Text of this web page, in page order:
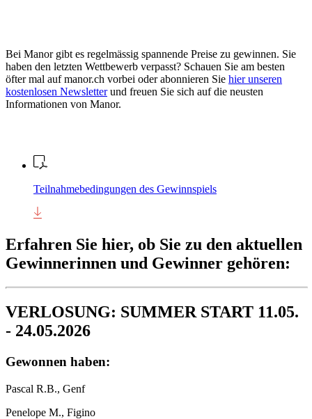
Bei Manor gibt es regelmässig spannende Preise zu gewinnen. Sie
haben den letzten Wettbewerb verpasst? Schauen Sie am besten
öfter mal auf manor.ch vorbei oder abonnieren Sie hier unseren
kostenlosen Newsletterund freuen Sie sich auf die neusten
Informationen von Manor.
Teilnahmebedingungen des Gewinnspiels
Erfahren Sie hier, ob Sie zu den aktuellen
Gewinnerinnen und Gewinner gehören:
VERLOSUNG: SUMMER START 11.05.
- 24.05.2026
Gewonnen haben:
Pascal R.B., Genf
Penelope M., Figino